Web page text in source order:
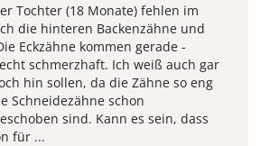
Tochter (18 Monate) fehlen im
die hinteren Backenzähne und
Eckzähne kommen gerade -
schmerzhaft. Ich weiß auch gar
hin sollen, da die Zähne so eng
Schneidezähne schon
sind. Kann es sein, dass
für ...